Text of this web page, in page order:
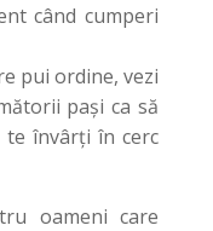
când cumperi
pui ordine, vezi
pași ca să
te învârți în cerc
oameni care